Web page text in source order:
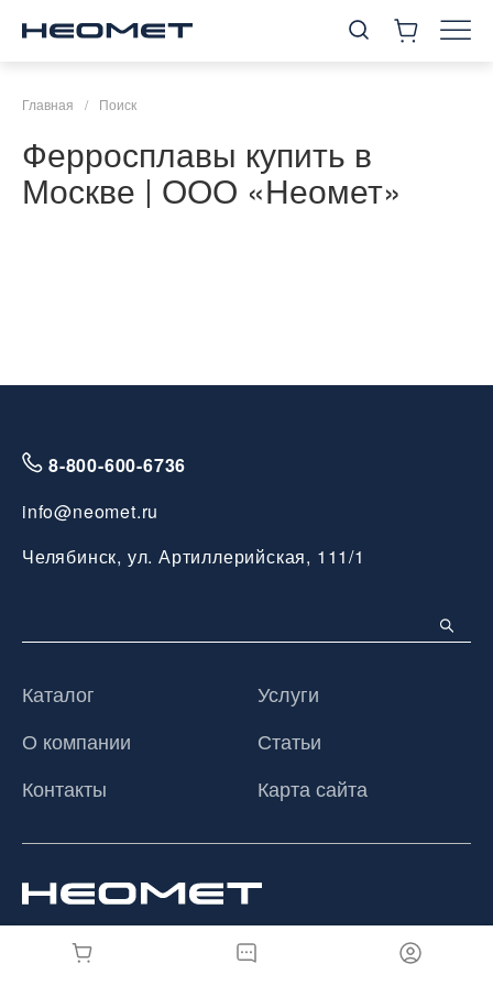
Главная / Поиск
Ферросплавы купить в
Москве | ООО «Неомет»
8-800-600-6736
info@neomet.ru
Челябинск, ул. Артиллерийская, 111/1
Каталог
Услуги
О компании
Статьи
Контакты
Карта сайта
© 2026 ООО «Неомет», Все права защищены